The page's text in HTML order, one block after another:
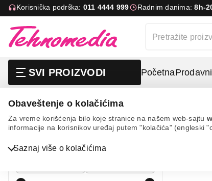
Obaveštenje o kolačićima
Za vreme korišćenja bilo koje stranice na našem web-sajtu
informacije na korisnikov uređaj putem "kolačića" (engleski
Saznaj više o kolačićima
Korisnička podrška: 011 4444 999 Radnim danima:8h-
SVI PROIZVODI Početna
Bela tehnika
Tv, audio, video i foto Auto tehnika
Cena od Cena do
AUTO